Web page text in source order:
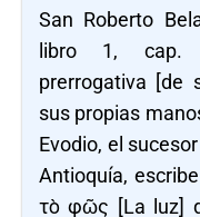
San Roberto
libro 1, cap.
prerrogativa [de
sus propias
Evodio, el
Antioquía,
τὸ φῶς [La luz]